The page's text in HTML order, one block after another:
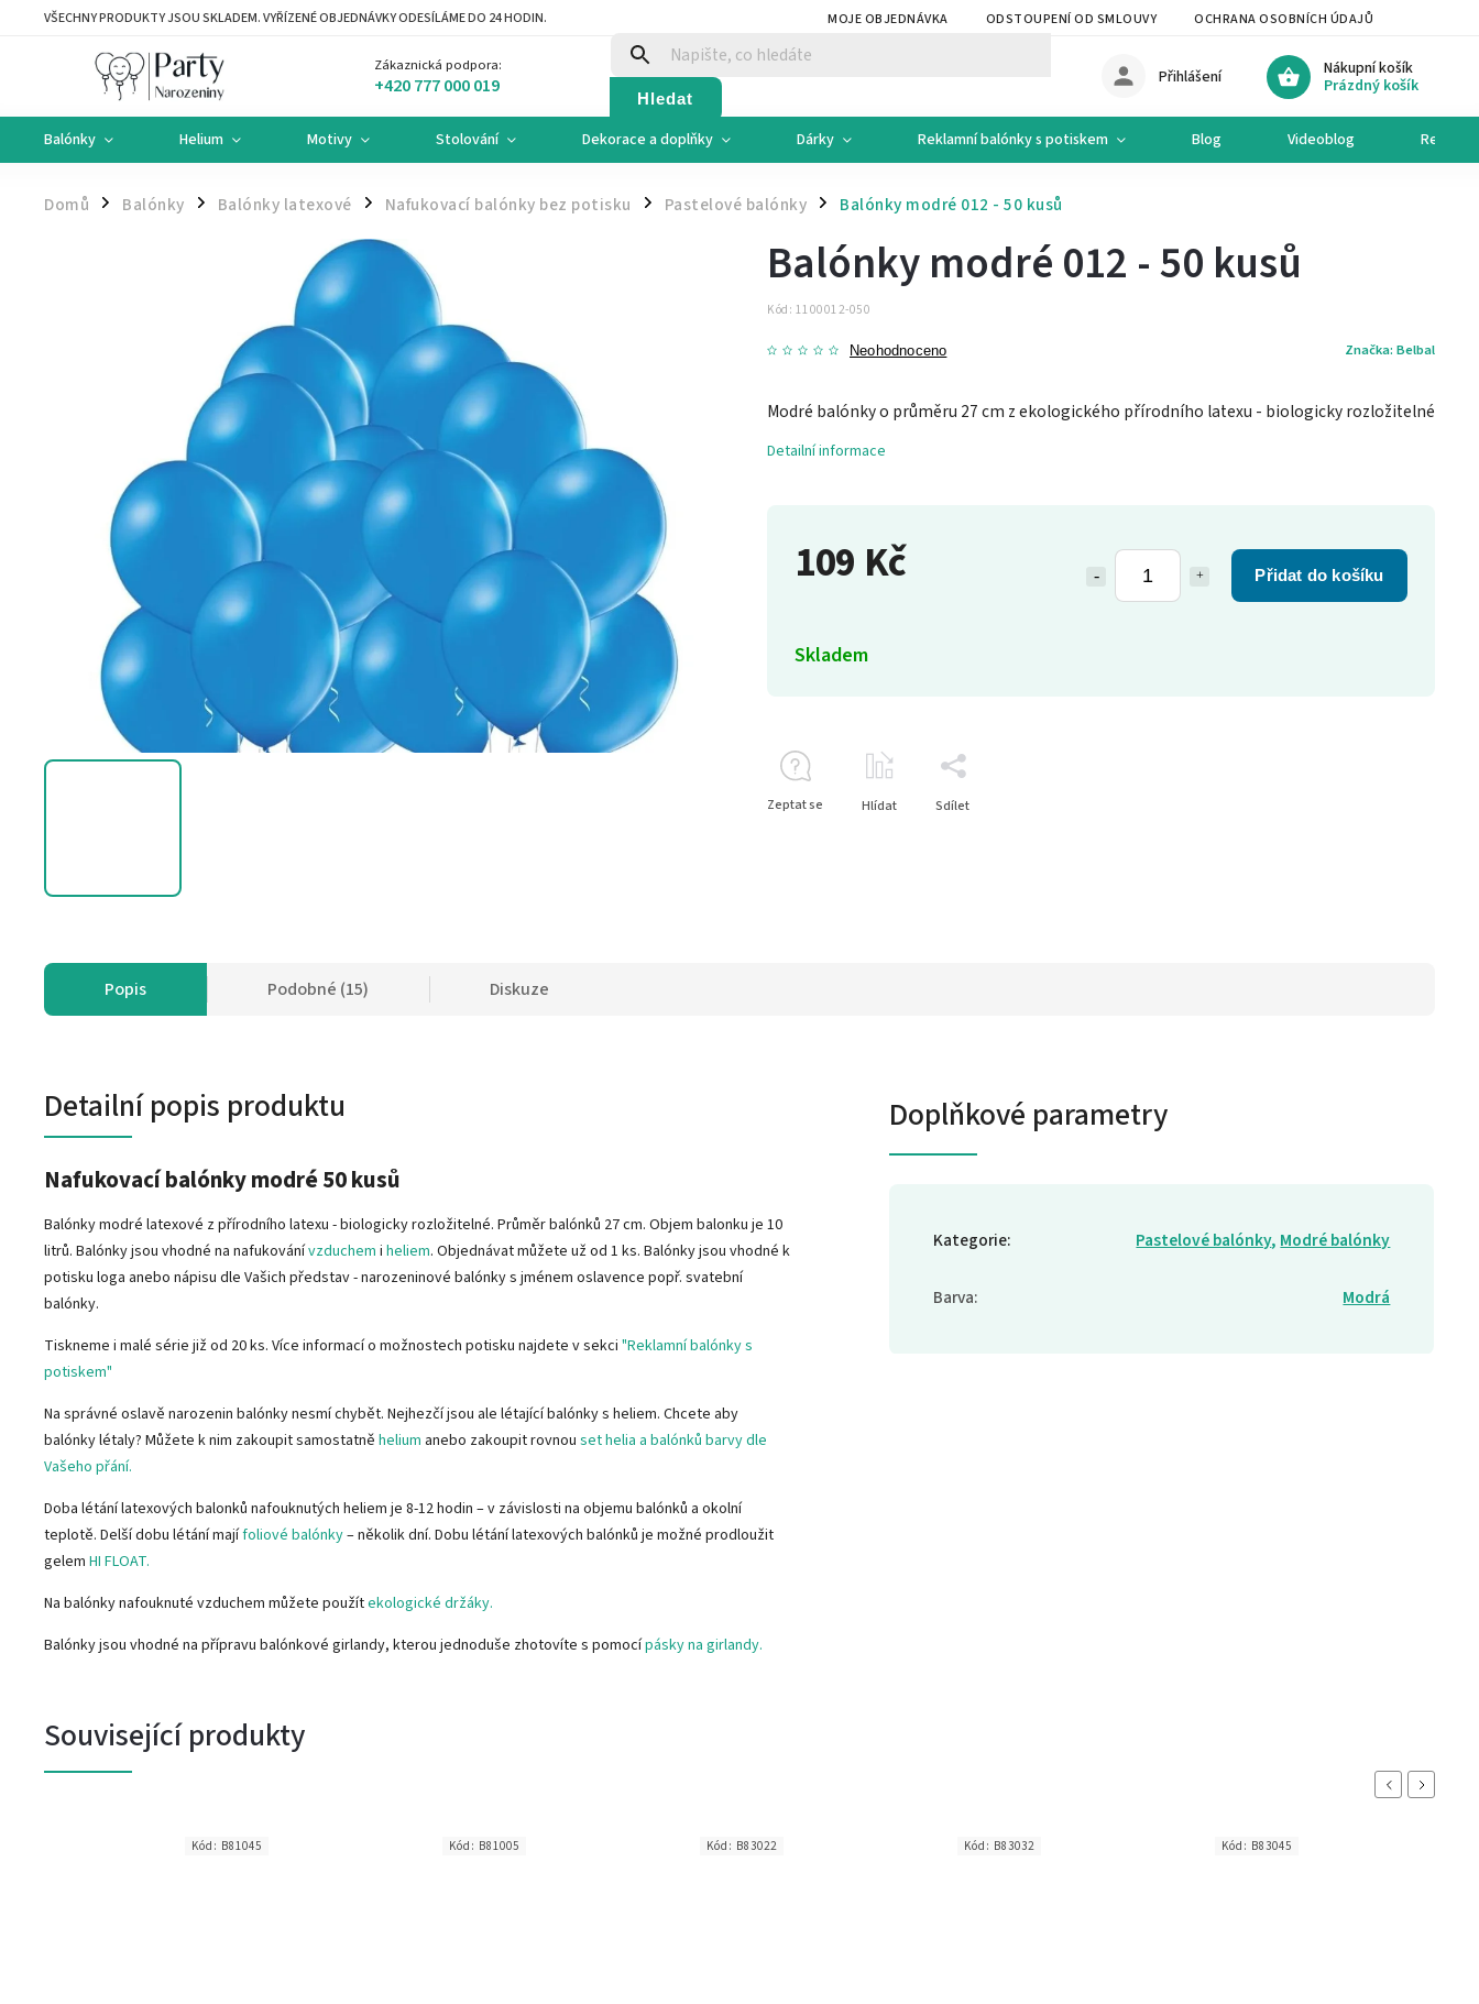
VŠECHNY PRODUKTY JSOU SKLADEM. VYŘÍZENÉ OBJEDNÁVKY ODESÍLÁME DO 24 HODIN. MOJE OBJEDNÁVKA ODSTOUPENÍ OD SMLOUVY OCHRANA OSOBNÍCH ÚDAJŮ
Zákaznická podpora:
+420 777 000 019 Hledat
Nákupní košík
Prázdný košík
Přihlášení
Balónky Helium Motivy Stolování Dekorace a doplňky Dárky Reklamní balónky s potiskem Blog Videoblog Recepty
Domů / Balónky / Balónky latexové / Nafukovací balónky bez potisku / Pastelové balónky / Balónky modré 012 - 50 kusů
109 Kč Přidat do košíku
Skladem
Balónky modré 012 - 50 kusů
Kód: 1100012-050
Neohodnoceno Značka: Belbal
Modré balónky o průměru 27 cm z ekologického přírodního latexu - biologicky rozložitelné
Detailní informace
Zeptat se Hlídat Sdílet
Popis Podobné (15) Diskuze
Detailní popis produktu
Nafukovací balónky modré 50 kusů
Balónky modré latexové z přírodního latexu - biologicky rozložitelné. Průměr balónků 27 cm. Objem balonku je 10
litrů. Balónky jsou vhodné na nafukovánívzduchem i heliem. Objednávat můžete už od 1 ks. Balónky jsou vhodné k
potisku loga anebo nápisu dle Vašich představ - narozeninové balónky s jménem oslavence popř. svatební
balónky.
Tiskneme i malé série již od 20 ks. Více informací o možnostech potisku najdete v sekci "Reklamní balónky s
potiskem"
Na správné oslavě narozenin balónky nesmí chybět. Nejhezčí jsou ale létající balónky s heliem. Chcete aby
balónky létaly? Můžete k nim zakoupit samostatně helium anebo zakoupit rovnou set helia a balónků barvy dle
Vašeho přání.
Doba létání latexových balonků nafouknutých heliem je 8-12 hodin – v závislosti na objemu balónků a okolní
teplotě. Delší dobu létání majífoliové balónky– několik dní. Dobu létání latexových balónků je možné prodloužit
gelem HI FLOAT.
Na balónky nafouknuté vzduchem můžete použítekologické držáky.
Balónky jsou vhodné na přípravu balónkové girlandy, kterou jednoduše zhotovíte s pomocípásky na girlandy.
Doplňkové parametry
Kategorie: Pastelové balónky, Modré balónky
Barva: Modrá
Související produkty
Previous
Kód: B81045 Kód: B81005 Kód: B83022 Kód: B83032 Kód: B83045
Next